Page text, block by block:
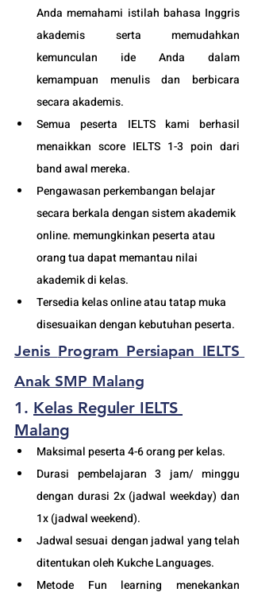
Anda memahami istilah bahasa Inggris
akademis serta memudahkan
kemunculan ide Anda dalam
kemampuan menulis dan berbicara
secara akademis.
Semua peserta IELTS kami berhasil
menaikkan score IELTS 1-3 poin dari
band awal mereka.
Pengawasan perkembangan belajar
secara berkala dengan sistem akademik
online. memungkinkan peserta atau
orang tua dapat memantau nilai
akademik di kelas.
Tersedia kelas online atau tatap muka
disesuaikan dengan kebutuhan peserta.
Jenis Program Persiapan IELTS
Anak SMP Malang
1. Kelas Reguler IELTS
Malang
Maksimal peserta 4-6 orang per kelas.
Durasi pembelajaran 3 jam/ minggu
dengan durasi 2x (jadwal weekday) dan
1x (jadwal weekend).
Jadwal sesuai dengan jadwal yang telah
ditentukan oleh Kukche Languages.
Metode Fun learning menekankan